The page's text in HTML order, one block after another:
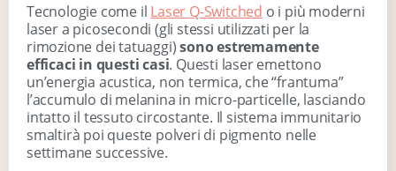
Tecnologie come il Laser Q-Switched o i più moderni
laser a picosecondi (gli stessi utilizzati per la
rimozione dei tatuaggi)sono estremamente
efficaci in questi casi. Questi laser emettono
un’energia acustica, non termica, che “frantuma”
l’accumulo di melanina in micro-particelle, lasciando
intatto il tessuto circostante. Il sistema immunitario
smaltirà poi queste polveri di pigmento nelle
settimane successive.